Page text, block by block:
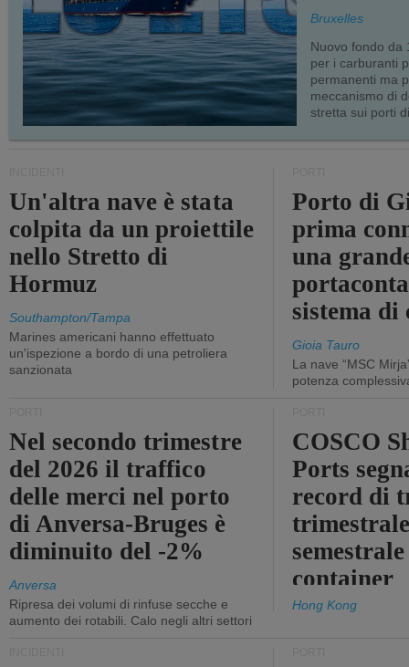
Bruxelles
Nuovo fondo da
per i carburanti
permanenti ma
meccanismo di
stretta sui porti
Un'altra nave è stata
colpita da un proiettile
nello Stretto di
Hormuz
Southampton/Tampa
Marines americani hanno effettuato
un'ispezione a bordo di una petroliera
sanzionata
Porto di
prima
una
sistema
Gioia Tauro
La nave “MSC
potenza
Nel secondo trimestre
del 2026 il traffico
delle merci nel porto
di Anversa-Bruges è
diminuito del -2%
Anversa
Ripresa dei volumi di rinfuse secche e
aumento dei rotabili. Calo negli altri settori
COSCO
Ports
record di
container
Hong Kong